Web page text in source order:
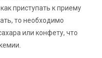
приступать к приему
то необходимо
или конфету, что